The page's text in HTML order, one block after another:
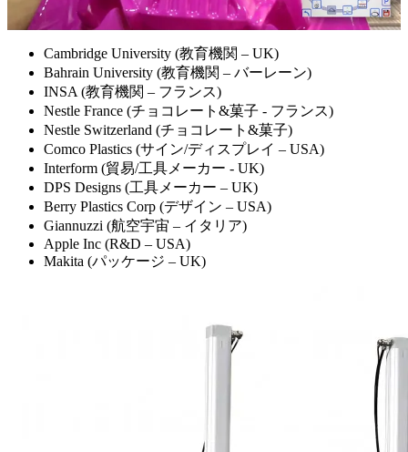
Cambridge University (教育機関 – UK)
Bahrain University (教育機関 – バーレーン)
INSA (教育機関 – フランス)
Nestle France (チョコレート&菓子 - フランス)
Nestle Switzerland (チョコレート&菓子)
Comco Plastics (サイン/ディスプレイ – USA)
Interform (貿易/工具メーカー - UK)
DPS Designs (工具メーカー – UK)
Berry Plastics Corp (デザイン – USA)
Giannuzzi (航空宇宙 – イタリア)
Apple Inc (R&D – USA)
Makita (パッケージ – UK)